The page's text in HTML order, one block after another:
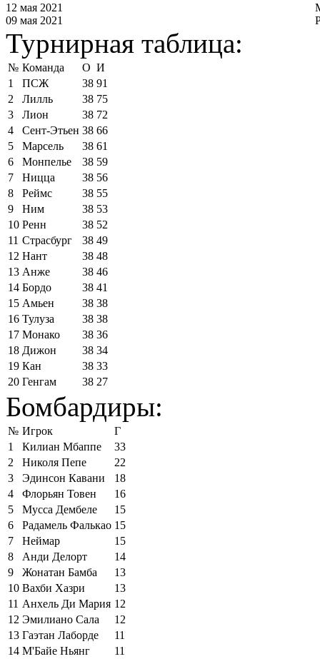
12 мая 2021
09 мая 2021
Турнирная таблица:
№ Команда О И
1
ПСЖ 38 91
2
Лилль 38 75
3
Лион 38 72
4
Сент-Этьен 38 66
5
Марсель 38 61
6
Монпелье 38 59
7
Ницца 38 56
8
Реймс 38 55
9
Ним 38 53
10 Ренн 38 52
11 Страсбург 38 49
12 Нант 38 48
13 Анже 38 46
14 Бордо 38 41
15 Амьен 38 38
16 Тулуза 38 38
17 Монако 38 36
18 Дижон 38 34
19 Кан 38 33
20 Генгам 38 27
Бомбардиры:
№ Игрок
Г
1
Килиан Мбаппе
33
2
Николя Пепе
22
3
Эдинсон Кавани
18
4
Флорьян Товен
16
5
Мусса Дембеле
15
6
Радамель Фалькао 15
7
Неймар
15
8
Анди Делорт
14
9
Жонатан Бамба
13
10 Вахби Хазри
13
11 Анхель Ди Мария 12
12 Эмилиано Сала
12
13 Гаэтан Лаборде
11
14 М'Байе Ньянг
11